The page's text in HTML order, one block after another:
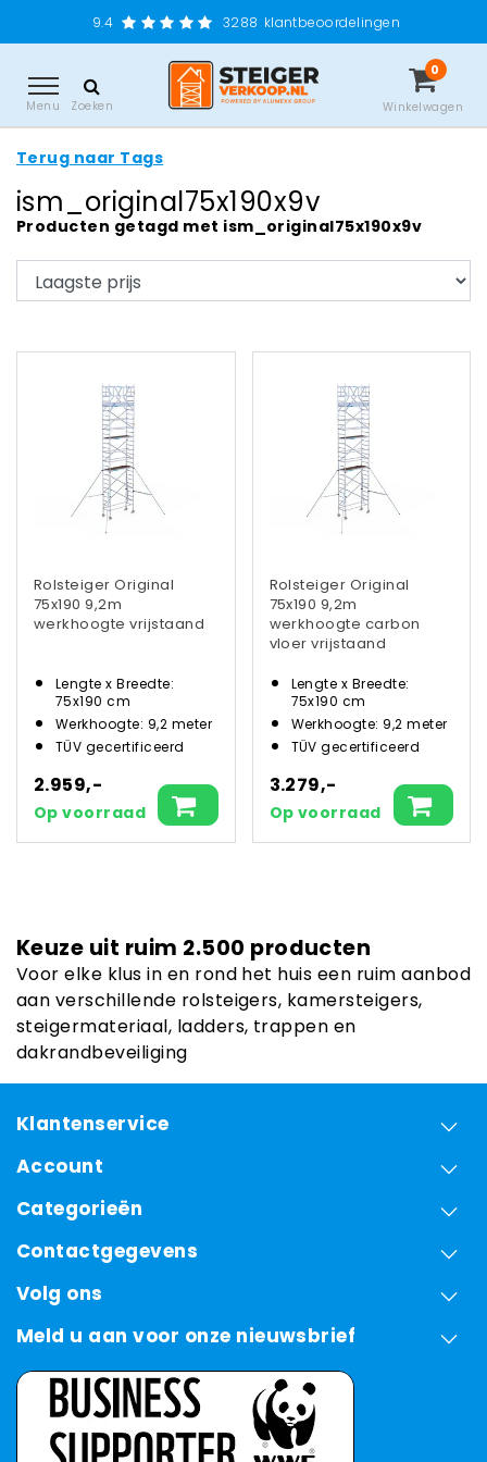
9.4 3288 klantbeoordelingen
Menu Zoeken
0
Winkelwagen
Terug naar Tags
ism_original75x190x9v
Producten getagd met ism_original75x190x9v
Rolsteiger Original
75x190 9,2m
werkhoogte vrijstaand
Lengte x Breedte:
75x190 cm
Werkhoogte: 9,2 meter
TÜV gecertificeerd
2.959,-
Op voorraad
Rolsteiger Original
75x190 9,2m
werkhoogte carbon
vloer vrijstaand
Lengte x Breedte:
75x190 cm
Werkhoogte: 9,2 meter
TÜV gecertificeerd
3.279,-
Op voorraad
Keuze uit ruim 2.500 producten
Voor elke klus in en rond het huis een ruim aanbod
aan verschillende rolsteigers, kamersteigers,
steigermateriaal, ladders, trappen en
dakrandbeveiliging
Klantenservice
Account
Categorieën
Contactgegevens
Volg ons
Meld u aan voor onze nieuwsbrief